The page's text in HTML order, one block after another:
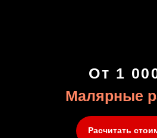
От 1
Малярные
Расчитать